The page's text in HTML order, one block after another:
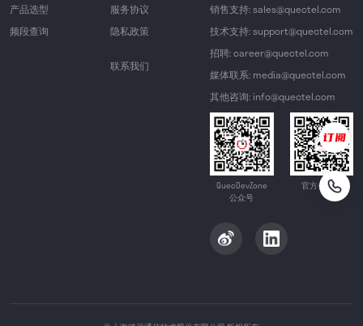
产品选型
频段查询
服务协议
隐私政策
联系我们
销售支持: sales@quectel.com
技术支持: support@quectel.com
招聘: career@quectel.com
媒体联系: media@quectel.com
其他咨询: info@quectel.com
QuecDevZone
公众号
官方公众号